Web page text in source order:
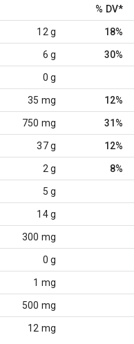
% DV*
12 g 18%
6 g 30%
0 g
35 mg 12%
750 mg 31%
37 g 12%
2 g 8%
5 g
14 g
300 mg
0 g
1 mg
500 mg
12 mg